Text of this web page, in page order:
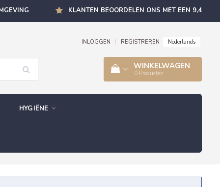
KLANTEN BEOORDELEN ONS MET EEN 9,4
INLOGGEN REGISTREREN Nederlands
WINKELWAGEN
0 Producten
HYGIËNE